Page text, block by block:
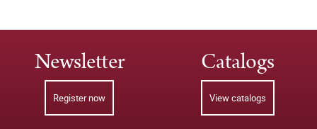
Newsletter
Register now
Catalogs
View catalogs